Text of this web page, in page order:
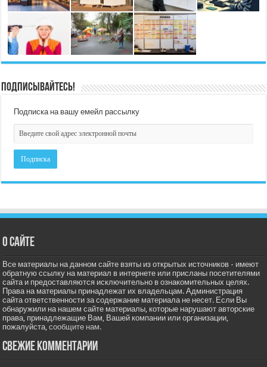
Подписывайтесь!
Подписка на вашу емейл рассылку
О сайте
Все материалы на данном сайте взяты из открытых источников - имеют
обратную ссылку на материал в интернете или присланы посетителями
сайта и предоставляются исключительно в ознакомительных целях.
Права на материалы принадлежат их владельцам. Администрация
сайта ответственности за содержание материала не несет. Если Вы
обнаружили на нашем сайте материалы, которые нарушают авторские
права, принадлежащие Вам, Вашей компании или организации,
пожалуйста,сообщите нам.
Свежие комментарии